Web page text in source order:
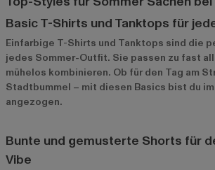
Basic T-Shirts und Tanktops für
Einfarbige T-Shirts und Tanktops sind die
jedes Sommer-Outfit. Sie passen zu fast
mühelos kombinieren. Ob für den Tag am
Stadtbummel – mit diesen Basics bist du
angezogen.
Bunte und gemusterte Shorts für
Vibe